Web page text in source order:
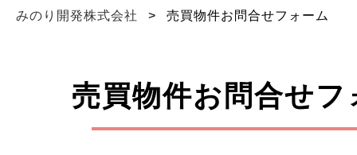
みのり開発株式会社 > 売買物件お問合せフォーム
売買物件お問合せフ